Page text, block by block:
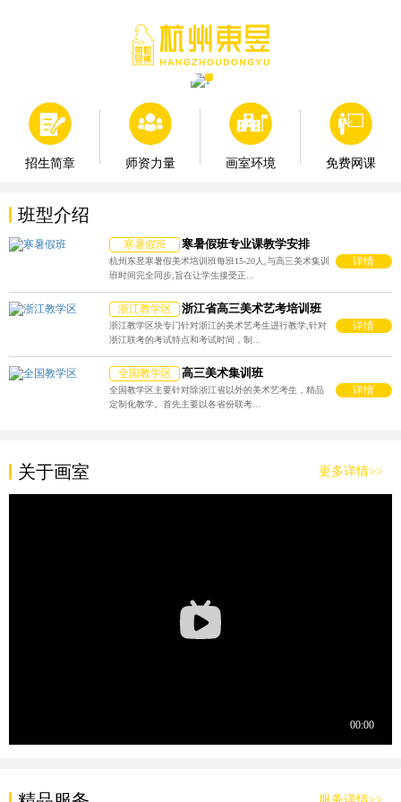
招生简章 师资力量 画室环境 免费网课
班型介绍
寒暑假班 寒暑假班专业课教学安排
杭州东昱寒暑假美术培训班每班15-20人,与高三美术集训
班时间完全同步,旨在让学生接受正...
详情
浙江教学区 浙江省高三美术艺考培训班
浙江教学区块专门针对浙江的美术艺考生进行教学,针对
浙江联考的考试特点和考试时间，制...
详情
全国教学区 高三美术集训班
全国教学区主要针对除浙江省以外的美术艺考生，精品
定制化教学。首先主要以各省份联考...
详情
关于画室 更多详情>>